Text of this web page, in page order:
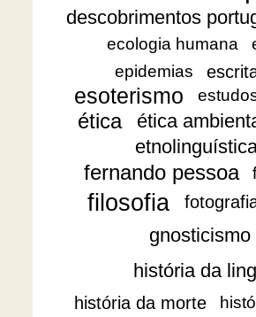
descobrimentos
ecologia humana
epidemias
esoterismo
ética
ética
fernando pessoa
filosofia
gnosticismo
história da
história da morte